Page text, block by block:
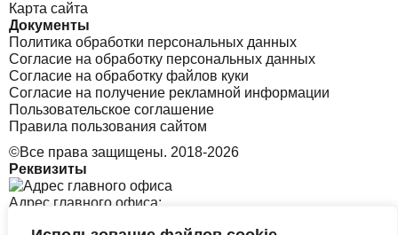
Карта сайта
Документы
Политика обработки персональных данных
Согласие на обработку персональных данных
Согласие на обработку файлов куки
Согласие на получение рекламной информации
Пользовательское соглашение
Правила пользования сайтом
©Все права защищены. 2018-2026
Реквизиты
Адрес главного офиса: